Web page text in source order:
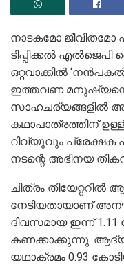
നാടകമോ ജീവിതമോ
ടിപ്പിക്കൽ
ഒറ്റവാക്കിൽ
ഇത്തവണ
സാഹചര്യങ്ങളിൽ
കഥാപാത്രത്തിന്
റിവ്യുവും പ്രേക്ഷക
നടന്റെ അഭിനയ
ചിത്രം തിയേറ്ററിൽ
നേടിയതായാണ്
ദിവസമായ ഇന്ന് 1.11
കണക്കാക്കുന്നു. ആദ്യ
യഥാക്രമം 0.93